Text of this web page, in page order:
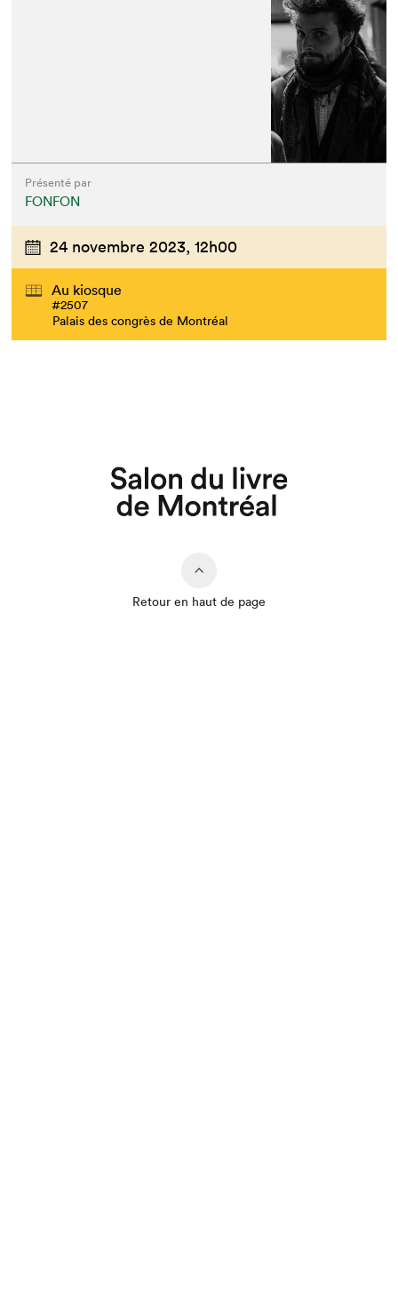
Présenté par
FONFON
24 novembre 2023, 12h00
Au kiosque
#2507
Palais des congrès de Montréal
Retour en haut de page